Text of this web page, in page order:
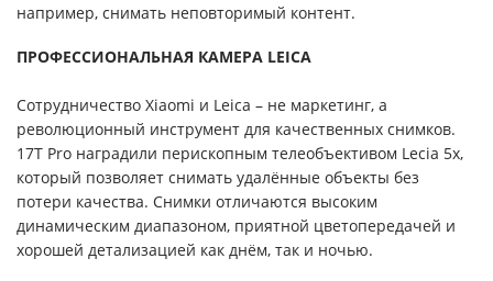
например, снимать неповторимый контент.
ПРОФЕССИОНАЛЬНАЯ КАМЕРА LEICA
Сотрудничество Xiaomi и Leica – не маркетинг, а
революционный инструмент для качественных снимков.
17T Pro наградили перископным телеобъективом Lecia 5x,
который позволяет снимать удалённые объекты без
потери качества. Снимки отличаются высоким
динамическим диапазоном, приятной цветопередачей и
хорошей детализацией как днём, так и ночью.